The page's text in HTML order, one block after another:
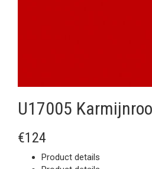
U17005
€124
Product details